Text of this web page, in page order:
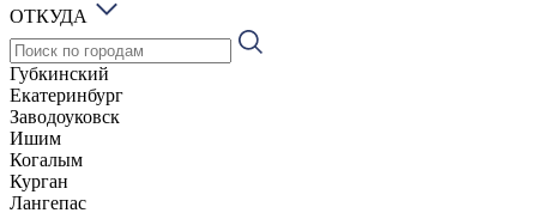
ОТКУДА
Губкинский
Екатеринбург
Заводоуковск
Ишим
Когалым
Курган
Лангепас